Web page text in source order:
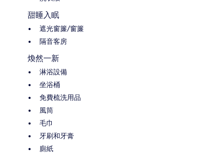
甜睡入眠
遮光窗簾/窗簾
隔音客房
煥然一新
淋浴設備
坐浴桶
免費梳洗用品
風筒
毛巾
牙刷和牙膏
廁紙